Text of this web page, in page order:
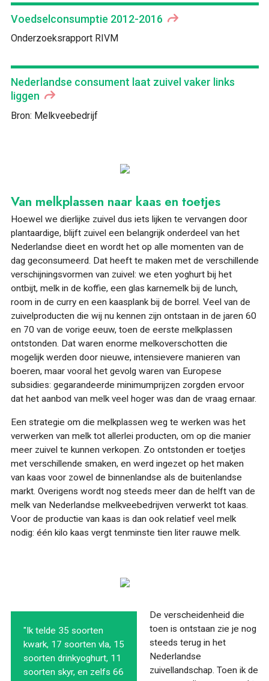
Voedselconsumptie 2012-2016
Onderzoeksrapport RIVM
Nederlandse consument laat zuivel vaker links
liggen
Bron: Melkveebedrijf
Van melkplassen naar kaas en toetjes
Hoewel we dierlijke zuivel dus iets lijken te vervangen door
plantaardige, blijft zuivel een belangrijk onderdeel van het
Nederlandse dieet en wordt het op alle momenten van de
dag geconsumeerd. Dat heeft te maken met de verschillende
verschijningsvormen van zuivel: we eten yoghurt bij het
ontbijt, melk in de koffie, een glas karnemelk bij de lunch,
room in de curry en een kaasplank bij de borrel. Veel van de
zuivelproducten die wij nu kennen zijn ontstaan in de jaren 60
en 70 van de vorige eeuw, toen de eerste melkplassen
ontstonden. Dat waren enorme melkoverschotten die
mogelijk werden door nieuwe, intensievere manieren van
boeren, maar vooral het gevolg waren van Europese
subsidies: gegarandeerde minimumprijzen zorgden ervoor
dat het aanbod van melk veel hoger was dan de vraag ernaar.
Een strategie om die melkplassen weg te werken was het
verwerken van melk tot allerlei producten, om op die manier
meer zuivel te kunnen verkopen. Zo ontstonden er toetjes
met verschillende smaken, en werd ingezet op het maken
van kaas voor zowel de binnenlandse als de buitenlandse
markt. Overigens wordt nog steeds meer dan de helft van de
melk van Nederlandse melkveebedrijven verwerkt tot kaas.
Voor de productie van kaas is dan ook relatief veel melk
nodig: één kilo kaas vergt tenminste tien liter rauwe melk.
"Ik telde 35 soorten
kwark, 17 soorten vla, 15
soorten drinkyoghurt, 11
soorten skyr, en zelfs 66
De verscheidenheid die
toen is ontstaan zie je nog
steeds terug in het
Nederlandse
zuivellandschap. Toen ik de